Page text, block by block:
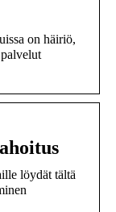
on häiriö,
löydät tältä